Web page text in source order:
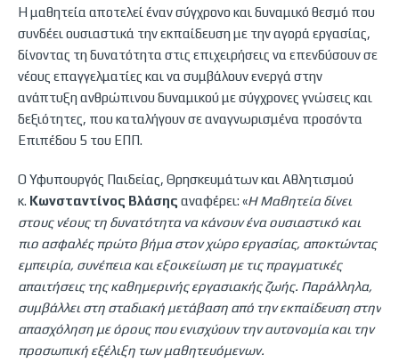
Η μαθητεία αποτελεί έναν σύγχρονο και δυναμικό θεσμό που
συνδέει ουσιαστικά την εκπαίδευση με την αγορά εργασίας,
δίνοντας τη δυνατότητα στις επιχειρήσεις να επενδύσουν σε
νέους επαγγελματίες και να συμβάλουν ενεργά στην
ανάπτυξη ανθρώπινου δυναμικού με σύγχρονες γνώσεις και
δεξιότητες, που καταλήγουν σε αναγνωρισμένα προσόντα
Επιπέδου 5 του ΕΠΠ.
Ο Υφυπουργός Παιδείας, Θρησκευμάτων και Αθλητισμού
κ. Κωνσταντίνος Βλάσης αναφέρει: «Η Μαθητεία δίνει
στους νέους τη δυνατότητα να κάνουν ένα ουσιαστικό και
πιο ασφαλές πρώτο βήμα στον χώρο εργασίας, αποκτώντας
εμπειρία, συνέπεια και εξοικείωση με τις πραγματικές
απαιτήσεις της καθημερινής εργασιακής ζωής. Παράλληλα,
συμβάλλει στη σταδιακή μετάβαση από την εκπαίδευση στην
απασχόληση με όρους που ενισχύουν την αυτονομία και την
προσωπική εξέλιξη των μαθητευόμενων.